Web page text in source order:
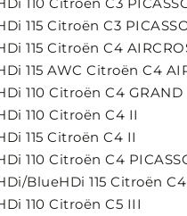
115 Citroën C3
115 Citroën C4
115 AWC Citroën C4
110 Citroën C4 GRAND
110 Citroën C4 II
115 Citroën C4 II
110 Citroën C4
BlueHDi 115 Citroën
110 Citroën C5 III